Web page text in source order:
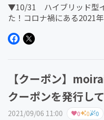
▼10/31 ハイブリッド型
た！コロナ禍にある2021
ィンイベント」が動き出
【クーポン】
クーポンを発行し
2021/09/06 11:00 0 0 0